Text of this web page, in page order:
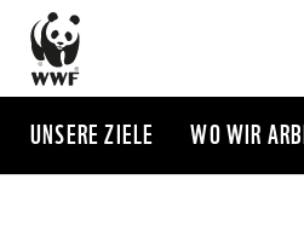
Direkt
zum
Inhalt
UNSERE ZIELE WO WIR